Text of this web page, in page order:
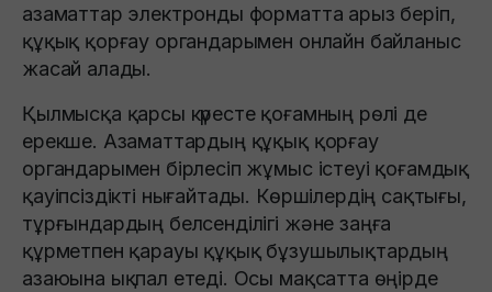
азаматтар электронды форматта арыз беріп,
құқық қорғау органдарымен онлайн байланыс
жасай алады.
Қылмысқа қарсы күресте қоғамның рөлі де
ерекше. Азаматтардың құқық қорғау
органдарымен бірлесіп жұмыс істеуі қоғамдық
қауіпсіздікті нығайтады. Көршілердің сақтығы,
тұрғындардың белсенділігі және заңға
құрметпен қарауы құқық бұзушылықтардың
азаюына ықпал етеді. Осы мақсатта өңірде